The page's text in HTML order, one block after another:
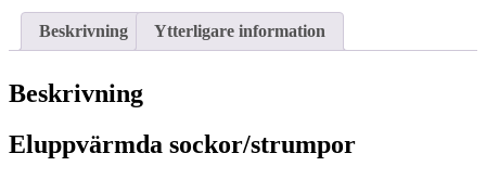
Beskrivning Ytterligare information
Beskrivning
Eluppvärmda sockor/strumpor